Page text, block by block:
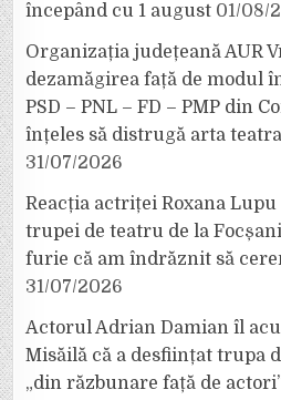
începând cu 1 august 01/08/
Organizația județeană AUR
dezamăgirea față de modul
PSD – PNL – FD – PMP din
înțeles să distrugă arta
31/07/2026
Reacția actriței Roxana
trupei de teatru de la
furie că am îndrăznit să
31/07/2026
Actorul Adrian Damian îl
Misăilă că a desființat trupa
„din răzbunare față de